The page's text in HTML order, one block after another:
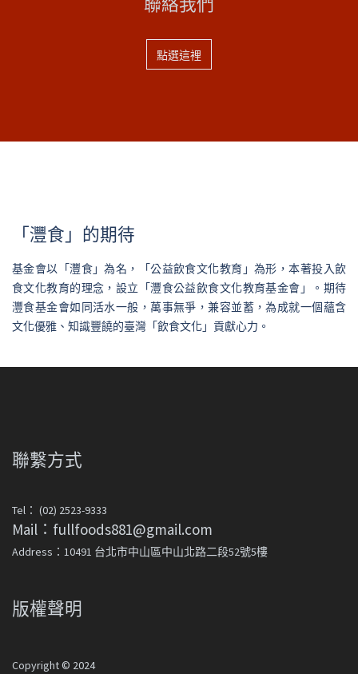
聯絡我們
點選這裡
「灃食」的期待
基金會以「灃食」為名，「公益飲食文化教育」為形，本著投入飲
食文化教育的理念，設立「灃食公益飲食文化教育基金會」。期待
灃食基金會如同活水一般，萬事無爭，兼容並蓄，為成就一個蘊含
文化優雅、知識豐饒的臺灣「飲食文化」貢獻心力。
聯繫方式
Tel： (02) 2523-9333
Mail：fullfoods881@gmail.com
Address：10491 台北市中山區中山北路二段52號5樓
版權聲明
Copyright © 2024